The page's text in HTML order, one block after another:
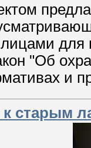
для
"Об
и
старым